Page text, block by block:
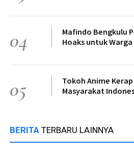
04
Mafindo Bengkulu
Hoaks untuk Warga
05
Tokoh Anime
Masyarakat
BERITA TERBARU LAINNYA